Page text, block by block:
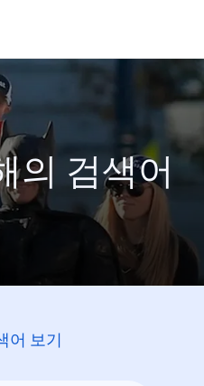
의 검색어
어 보기